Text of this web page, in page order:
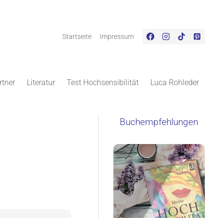
Startseite Impressum
Literatur Test Hochsensibilität Luca Rohleder
Buchempfehlungen